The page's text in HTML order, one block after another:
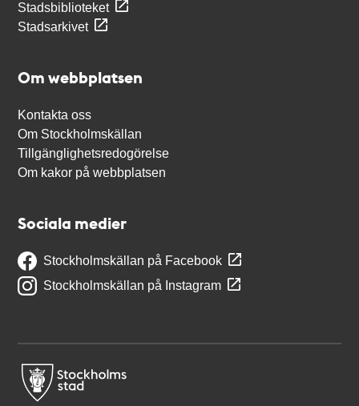
Stadsbiblioteket
Stadsarkivet
Om webbplatsen
Kontakta oss
Om Stockholmskällan
Tillgänglighetsredogörelse
Om kakor på webbplatsen
Sociala medier
Stockholmskällan på Facebook
Stockholmskällan på Instagram